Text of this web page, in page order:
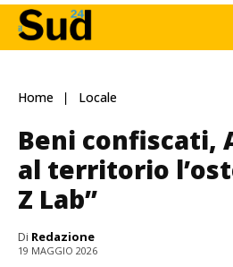
Home Locale
Beni confiscati,
al territorio
Z Lab”
Di Redazione
19 MAGGIO 2026